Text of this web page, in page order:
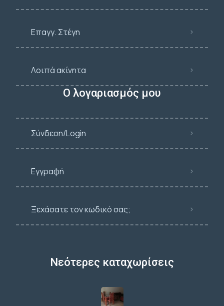
Επαγγ. Στέγη
Λοιπά ακίνητα
Ο λογαριασμός μου
Σύνδεση/Login
Εγγραφή
Ξεχάσατε τον κωδικό σας;
Νεότερες καταχωρίσεις